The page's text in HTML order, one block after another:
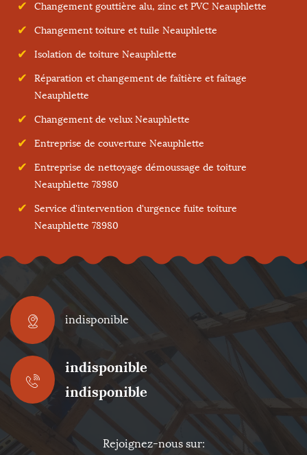
Changement gouttière alu, zinc et PVC Neauphlette
Changement toiture et tuile Neauphlette
Isolation de toiture Neauphlette
Réparation et changement de faîtière et faîtage
Neauphlette
Changement de velux Neauphlette
Entreprise de couverture Neauphlette
Entreprise de nettoyage démoussage de toiture
Neauphlette 78980
Service d'intervention d'urgence fuite toiture
Neauphlette 78980
indisponible
indisponible
indisponible
Rejoignez-nous sur: